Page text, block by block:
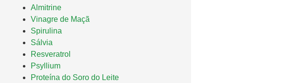
Almitrine
Vinagre de Maçã
Spirulina
Sálvia
Resveratrol
Psyllium
Proteína do Soro do Leite